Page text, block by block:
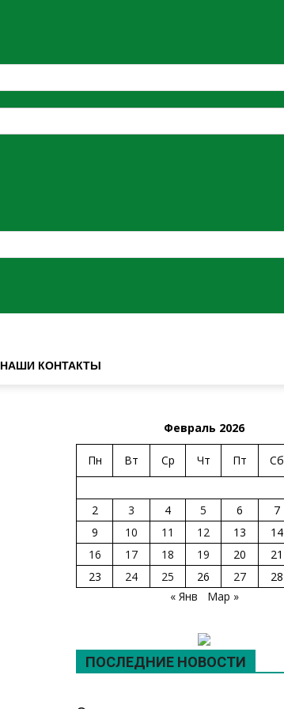
НАШИ КОНТАКТЫ
Февраль 2026
Пн Вт Ср Чт Пт Сб
2
3 4 5 6 7
9
10 11 12 13 14
16
17 18 19 20 21
23
24 25 26 27
28
« Янв
Мар »
ПОСЛЕДНИЕ НОВОСТИ